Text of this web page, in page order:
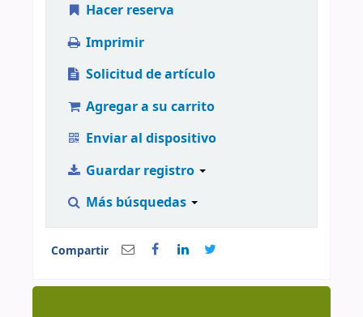
Hacer reserva
Imprimir
Solicitud de artículo
Agregar a su carrito
Enviar al dispositivo
Guardar registro
Más búsquedas
Compartir